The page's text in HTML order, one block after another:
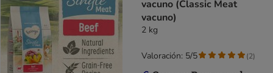
vacuno (Classic Meat
vacuno)
2 kg
Valoración: 5/5 (2)